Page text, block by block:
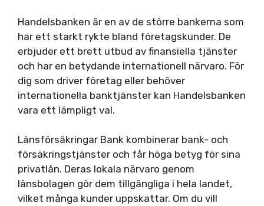
Handelsbanken är en av de större bankerna som
har ett starkt rykte bland företagskunder. De
erbjuder ett brett utbud av finansiella tjänster
och har en betydande internationell närvaro. För
dig som driver företag eller behöver
internationella banktjänster kan Handelsbanken
vara ett lämpligt val.
Länsförsäkringar Bank kombinerar bank- och
försäkringstjänster och får höga betyg för sina
privatlån. Deras lokala närvaro genom
länsbolagen gör dem tillgängliga i hela landet,
vilket många kunder uppskattar. Om du vill